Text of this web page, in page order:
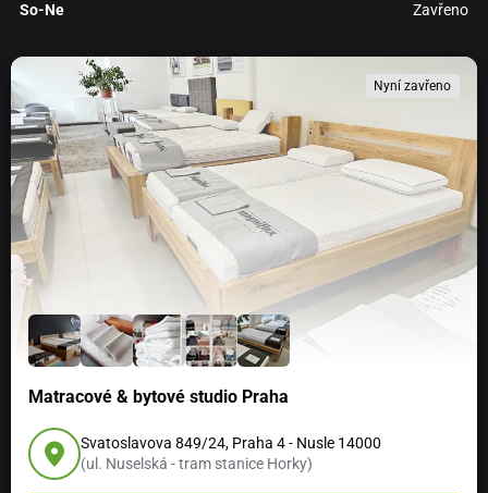
So-Ne Zavřeno
Nyní zavřeno
Matracové & bytové studio Praha
Svatoslavova 849/24, Praha 4 - Nusle 14000
(ul. Nuselská - tram stanice Horky)